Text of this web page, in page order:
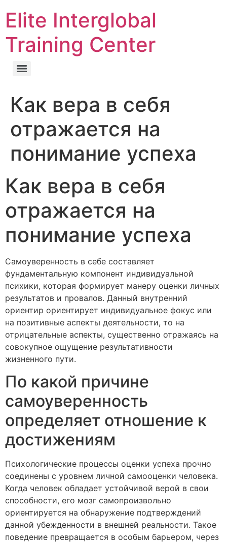
Elite Interglobal
Training Center
Как вера в себя
отражается на
понимание успеха
Как вера в себя
отражается на
понимание успеха
Самоуверенность в себе составляет
фундаментальную компонент индивидуальной
психики, которая формирует манеру оценки личных
результатов и провалов. Данный внутренний
ориентир ориентирует индивидуальное фокус или
на позитивные аспекты деятельности, то на
отрицательные аспекты, существенно отражаясь на
совокупное ощущение результативности
жизненного пути.
По какой причине
самоуверенность
определяет отношение к
достижениям
Психологические процессы оценки успеха прочно
соединены с уровнем личной самооценки человека.
Когда человек обладает устойчивой верой в свои
способности, его мозг самопроизвольно
ориентируется на обнаружение подтверждений
данной убежденности в внешней реальности. Такое
поведение превращается в особым барьером, через